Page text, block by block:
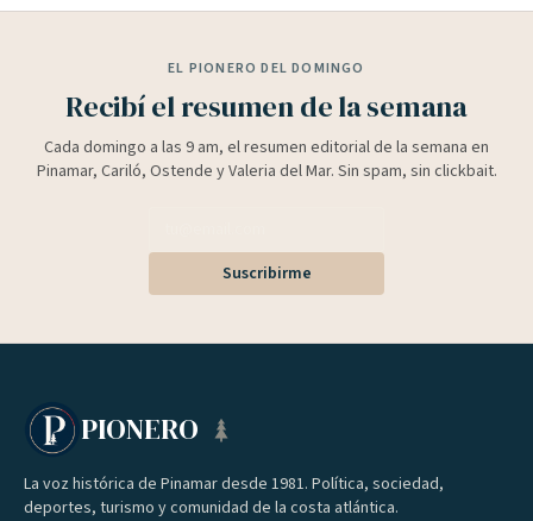
EL PIONERO DEL DOMINGO
Recibí el resumen de la semana
Cada domingo a las 9 am, el resumen editorial de la semana en
Pinamar, Cariló, Ostende y Valeria del Mar. Sin spam, sin clickbait.
Suscribirme
PIONERO
La voz histórica de Pinamar desde 1981. Política, sociedad,
deportes, turismo y comunidad de la costa atlántica.